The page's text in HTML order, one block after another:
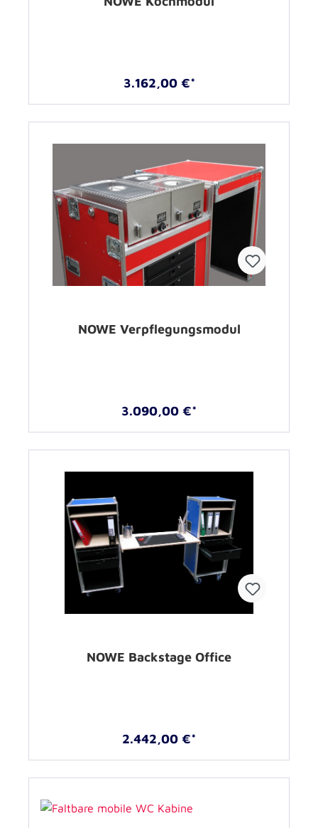
3.162,00 €*
NOWE Verpflegungsmodul
3.090,00 €*
NOWE Backstage Office
2.442,00 €*